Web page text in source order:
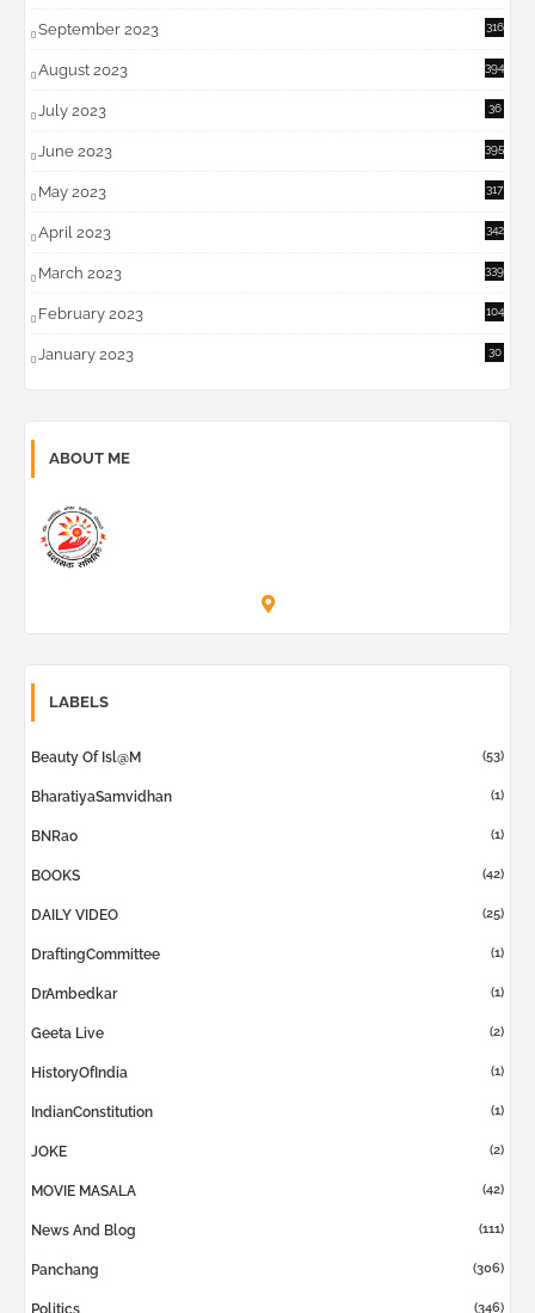
September 2023 316
August 2023 394
July 2023
36
June 2023 395
May 2023 317
April 2023 342
March 2023 339
February 2023 104
January 2023 30
ABOUT ME
LABELS
Beauty Of Isl@m (53)
BharatiyaSamvidhan (1)
BNRao (1)
BOOKS (42)
DAILY VIDEO (25)
DraftingCommittee (1)
DrAmbedkar (1)
Geeta Live (2)
HistoryOfIndia (1)
IndianConstitution (1)
JOKE (2)
MOVIE MASALA (42)
News And Blog (111)
Panchang (306)
Politics (346)